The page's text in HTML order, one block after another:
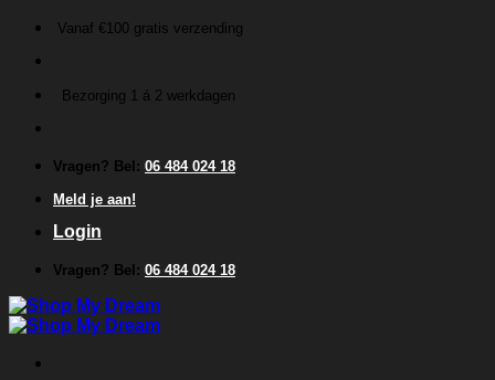
inhoud
Vanaf €100 gratis verzending
Bezorging 1 á 2 werkdagen
Vragen? Bel: 06 484 024 18
Meld je aan!
Login
Vragen? Bel: 06 484 024 18